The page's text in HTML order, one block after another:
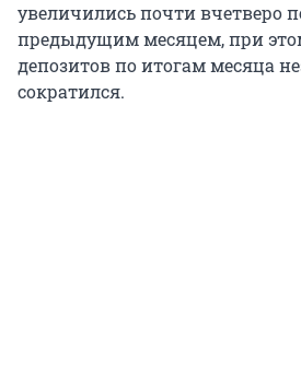
увеличились почти вчетверо
предыдущим месяцем, при
депозитов по итогам месяца
сократился.